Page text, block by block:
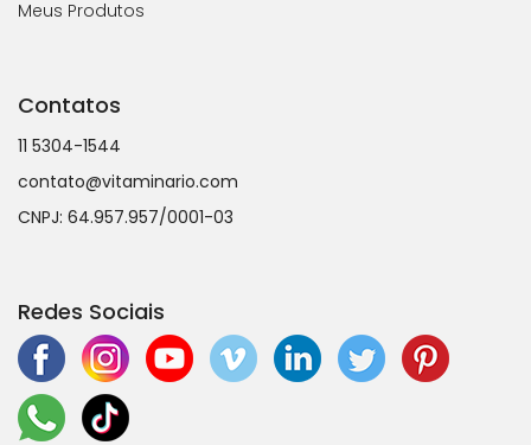
Meus Produtos
Contatos
11 5304-1544
contato@vitaminario.com
CNPJ: 64.957.957/0001-03
Redes Sociais